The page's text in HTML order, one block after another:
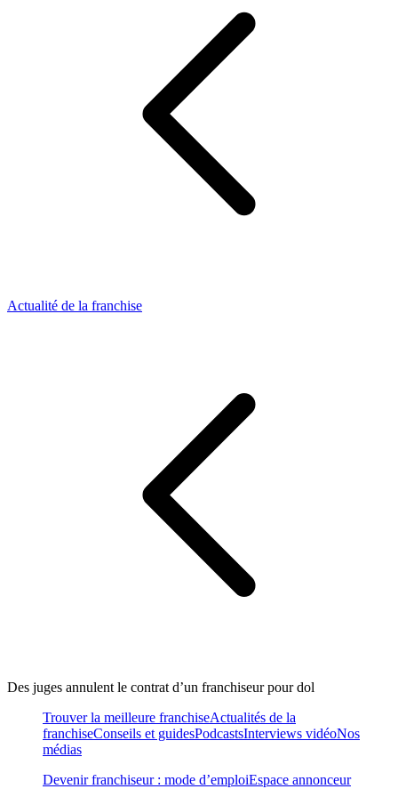
Actualité de la franchise
Des juges annulent le contrat d’un franchiseur pour dol
Trouver la meilleure franchiseActualités de la
franchiseConseils et guidesPodcastsInterviews vidéoNos
médias
Devenir franchiseur : mode d’emploiEspace annonceur